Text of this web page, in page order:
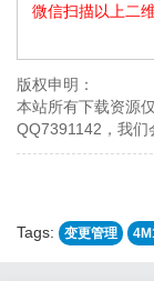
微信扫描以上二
版权申明：
本站所有下载资源
QQ7391142，我们
Tags: 变更管理